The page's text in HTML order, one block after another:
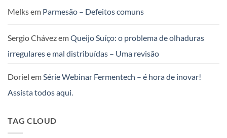
Indústria
do
Transglutaminase
Queijos,
Leites
Melksem Parmesão – Defeitos comuns
Sergio ChávezemQueijo Suíço: o problema de olhaduras
irregulares e mal distribuídas – Uma revisão
Doriel emSérie Webinar Fermentech – é hora de inovar!
Assista todos aqui.
TAG CLOUD